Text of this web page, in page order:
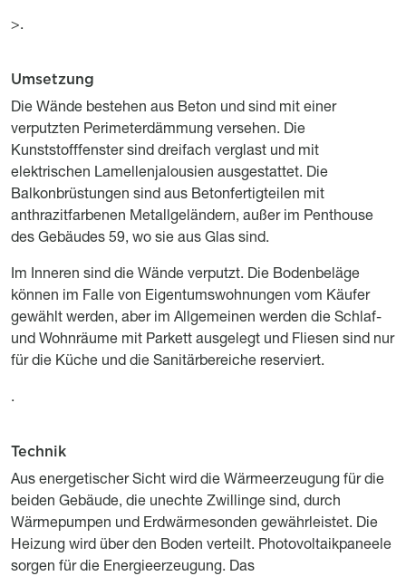
>.
Titre
Umsetzung
Description
Die Wände bestehen aus Beton und sind mit einer
verputzten Perimeterdämmung versehen. Die
Kunststofffenster sind dreifach verglast und mit
elektrischen Lamellenjalousien ausgestattet. Die
Balkonbrüstungen sind aus Betonfertigteilen mit
anthrazitfarbenen Metallgeländern, außer im Penthouse
des Gebäudes 59, wo sie aus Glas sind.
Im Inneren sind die Wände verputzt. Die Bodenbeläge
können im Falle von Eigentumswohnungen vom Käufer
gewählt werden, aber im Allgemeinen werden die Schlaf-
und Wohnräume mit Parkett ausgelegt und Fliesen sind nur
für die Küche und die Sanitärbereiche reserviert.
.
Titre
Technik
Description
Aus energetischer Sicht wird die Wärmeerzeugung für die
beiden Gebäude, die unechte Zwillinge sind, durch
Wärmepumpen und Erdwärmesonden gewährleistet. Die
Heizung wird über den Boden verteilt. Photovoltaikpaneele
sorgen für die Energieerzeugung. Das